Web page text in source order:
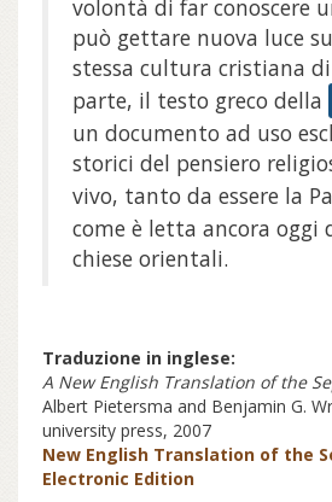
volontà di far conoscere
può gettare nuova luce
stessa cultura cristiana di
parte, il testo greco della
un documento ad uso
storici del pensiero
vivo, tanto da essere la
come è letta ancora oggi
chiese orientali.
Traduzione in inglese:
A New English Translation of the
Albert Pietersma and Benjamin G.
university press, 2007
New English Translation of the
Electronic Edition